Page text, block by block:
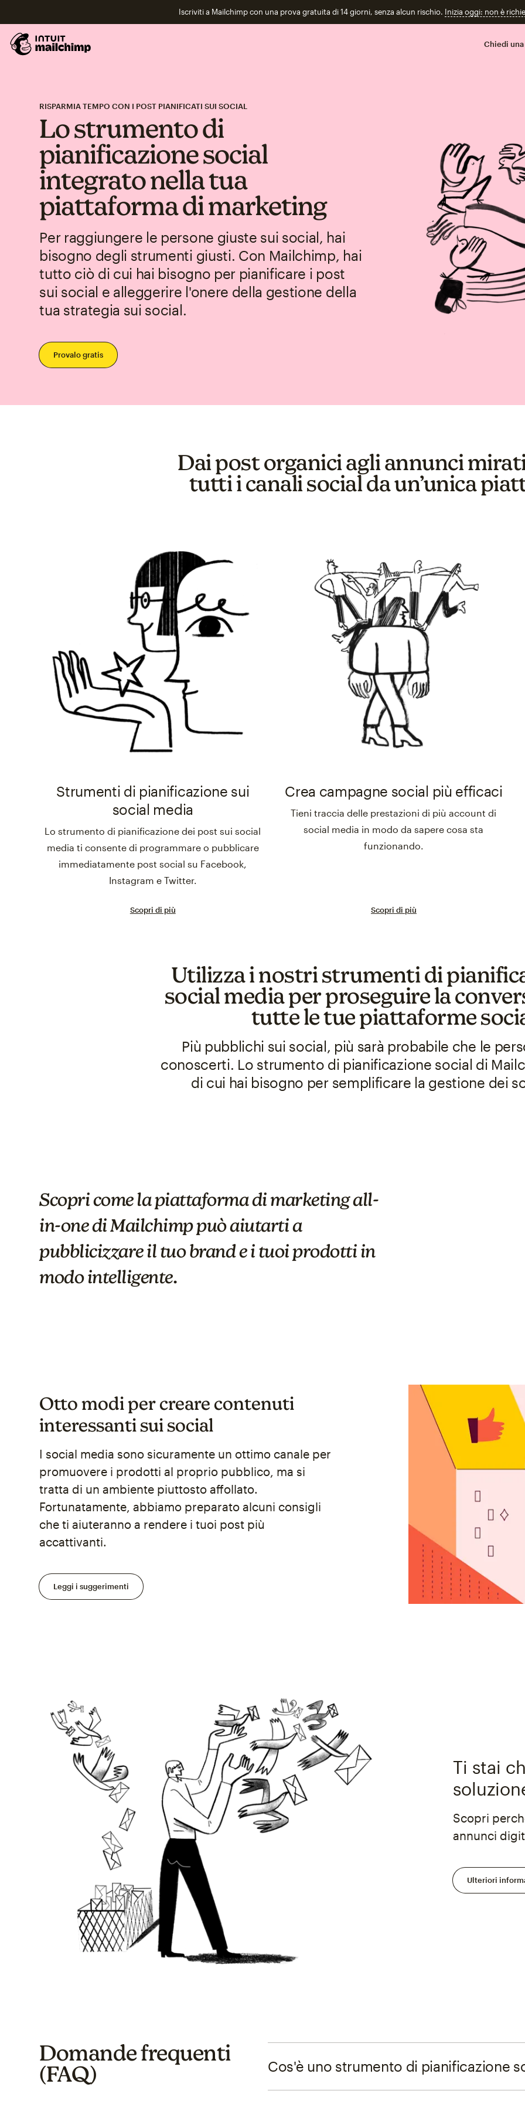
Iscriviti a Mailchimp con una prova gratuita di 14 giorni, senza alcun rischio. Inizia oggi: non è
Chiedi
RISPARMIA TEMPO CON I POST PIANIFICATI SUI SOCIAL
Lo strumento di
pianificazione social
integrato nella tua
piattaforma di marketing
Per raggiungere le persone giuste sui social, hai
bisogno degli strumenti giusti. Con Mailchimp, hai
tutto ciò di cui hai bisogno per pianificare i post
sui social e alleggerire l'onere della gestione della
tua strategia sui social.
Provalo gratis
Dai post organici agli annunci
tutti i canali social da un’unica
Strumenti di pianificazione sui
social media
Lo strumento di pianificazione dei post sui social
media ti consente di programmare o pubblicare
immediatamente post social su Facebook,
Instagram e Twitter.
Scopri di più
Crea campagne social più efficaci
Tieni traccia delle prestazioni di più account di
social media in modo da sapere cosa sta
funzionando.
Scopri di più
Utilizza i nostri strumenti di
social media per proseguire la
tutte le tue piattaforme
Più pubblichi sui social, più sarà probabile che le
conoscerti. Lo strumento di pianificazione social di
di cui hai bisogno per semplificare la gestione dei
Scopri come la piattaforma di marketing all-
in-one di Mailchimp può aiutarti a
pubblicizzare il tuo brand e i tuoi prodotti in
modo intelligente.
Otto modi per creare contenuti
interessanti sui social
I social media sono sicuramente un ottimo canale per
promuovere i prodotti al proprio pubblico, ma si
tratta di un ambiente piuttosto affollato.
Fortunatamente, abbiamo preparato alcuni consigli
che ti aiuteranno a rendere i tuoi post più
accattivanti.
Leggi i suggerimenti
Ti stai
Scopri
annunci
Ulteriori
Domande frequenti
(FAQ)
Cos'è uno strumento di pianificazione